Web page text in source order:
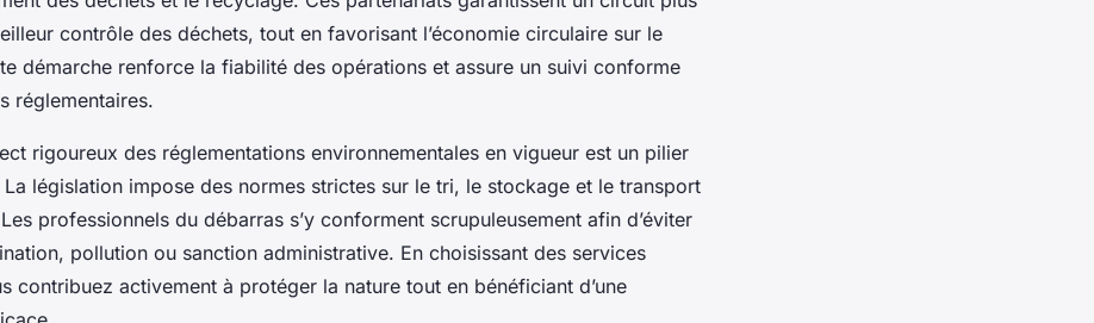
contrôle des déchets, tout en favorisant l’économie circulaire sur le
démarche renforce la fiabilité des opérations et assure un suivi conforme
réglementaires.
rigoureux des réglementations environnementales en vigueur est un pilier
législation impose des normes strictes sur le tri, le stockage et le transport
professionnels du débarras s’y conforment scrupuleusement afin d’éviter
pollution ou sanction administrative. En choisissant des services
contribuez activement à protéger la nature tout en bénéficiant d’une